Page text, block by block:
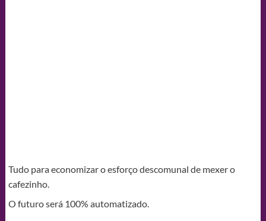
Tudo para economizar o esforço descomunal de mexer o
cafezinho.
O futuro será 100% automatizado.